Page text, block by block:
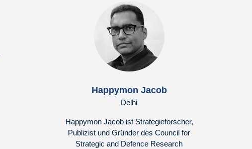
Happymon Jacob
Delhi
Happymon Jacob ist Strategieforscher,
Publizist und Gründer des Council for
Strategic and Defence Research